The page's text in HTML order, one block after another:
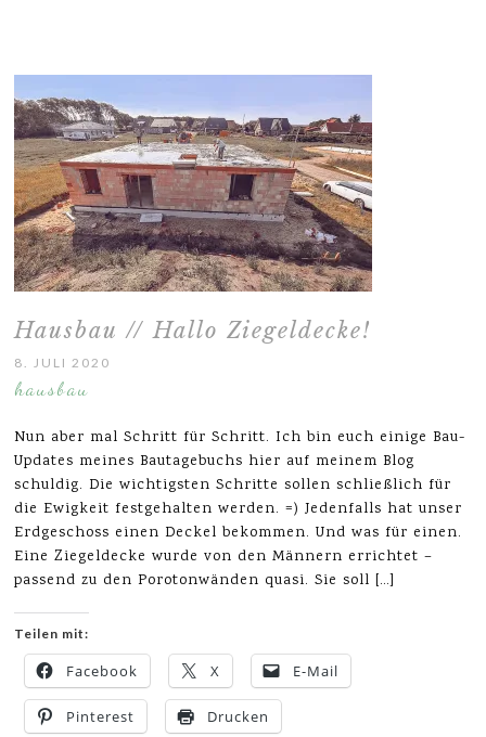
Hausbau // Hallo Ziegeldecke!
8. JULI 2020
hausbau
Nun aber mal Schritt für Schritt. Ich bin euch einige Bau-
Updates meines Bautagebuchs hier auf meinem Blog
schuldig. Die wichtigsten Schritte sollen schließlich für
die Ewigkeit festgehalten werden. =) Jedenfalls hat unser
Erdgeschoss einen Deckel bekommen. Und was für einen.
Eine Ziegeldecke wurde von den Männern errichtet –
passend zu den Porotonwänden quasi. Sie soll […]
Teilen mit:
Facebook X E-Mail
Pinterest Drucken